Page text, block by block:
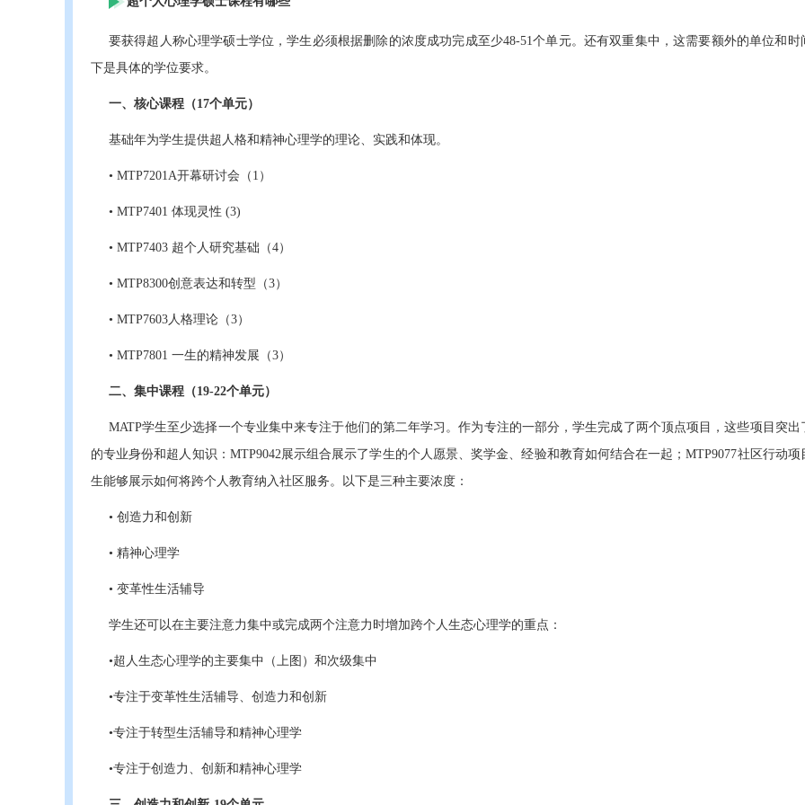
要获得超人称心理学硕士学位，学生必须根据删除的浓度成功完成至少48-51个单元。还有双重集中，这需要额外的单位和时
下是具体的学位要求。
一、核心课程（17个单元）
基础年为学生提供超人格和精神心理学的理论、实践和体现。
• MTP7201A开幕研讨会（1）
• MTP7401 体现灵性 (3)
• MTP7403 超个人研究基础（4）
• MTP8300创意表达和转型（3）
• MTP7603人格理论（3）
• MTP7801 一生的精神发展（3）
二、集中课程（19-22个单元）
MATP学生至少选择一个专业集中来专注于他们的第二年学习。作为专注的一部分，学生完成了两个顶点项目，这些项目突出
的专业身份和超人知识：MTP9042展示组合展示了学生的个人愿景、奖学金、经验和教育如何结合在一起；MTP9077社区行动项
生能够展示如何将跨个人教育纳入社区服务。以下是三种主要浓度：
• 创造力和创新
• 精神心理学
• 变革性生活辅导
学生还可以在主要注意力集中或完成两个注意力时增加跨个人生态心理学的重点：
•超人生态心理学的主要集中（上图）和次级集中
•专注于变革性生活辅导、创造力和创新
•专注于转型生活辅导和精神心理学
•专注于创造力、创新和精神心理学